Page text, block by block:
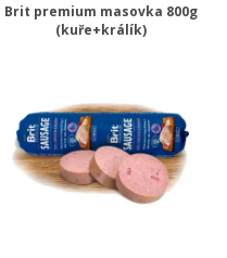
Brit premium masovka 800g
(kuře+králík)